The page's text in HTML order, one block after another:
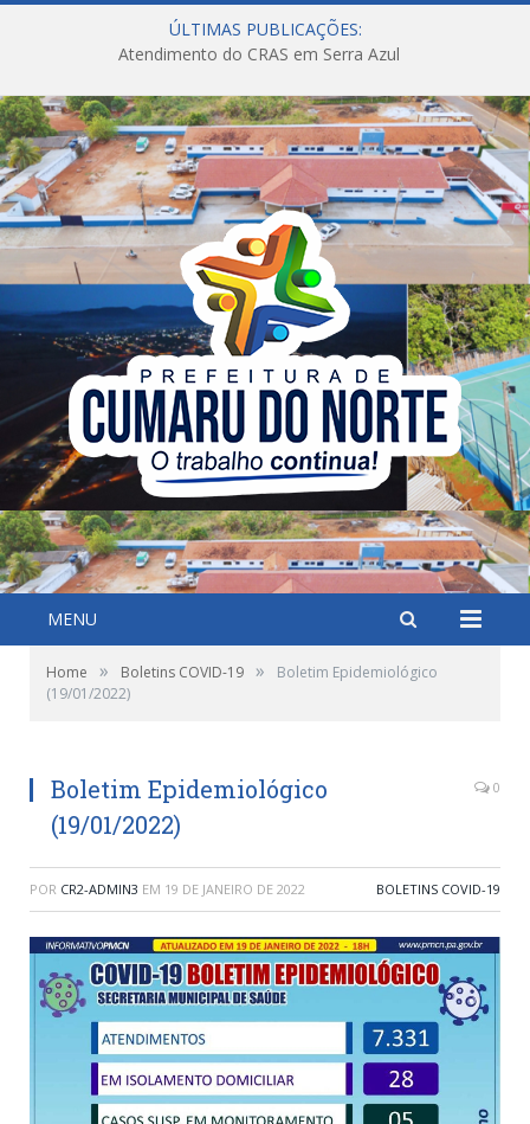
ÚLTIMAS PUBLICAÇÕES:
Atendimento do CRAS em Serra Azul
MENU
Home » Boletins COVID-19 »
Boletim Epidemiológico
(19/01/2022)
Boletim Epidemiológico
(19/01/2022)
0
POR CR2-ADMIN3 EM 19 DE JANEIRO DE 2022 BOLETINS COVID-19